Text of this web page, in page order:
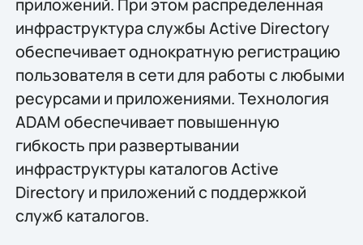
приложений. При этом распределенная
инфраструктура службы Active Directory
обеспечивает однократную регистрацию
пользователя в сети для работы с любыми
ресурсами и приложениями. Технология
ADAM обеспечивает повышенную
гибкость при развертывании
инфраструктуры каталогов Active
Directory и приложений с поддержкой
служб каталогов.